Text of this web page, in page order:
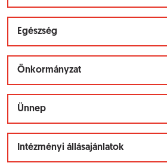
Egészség
Önkormányzat
Ünnep
Intézményi állásajánlatok